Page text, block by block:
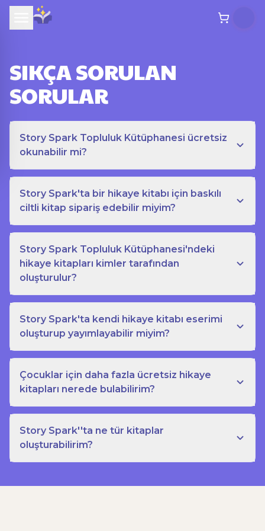
SIKÇA SORULAN
SORULAR
Story Spark Topluluk Kütüphanesi ücretsiz
okunabilir mi?
Story Spark'ta bir hikaye kitabı için baskılı
ciltli kitap sipariş edebilir miyim?
Story Spark Topluluk Kütüphanesi'ndeki
hikaye kitapları kimler tarafından
oluşturulur?
Story Spark'ta kendi hikaye kitabı eserimi
oluşturup yayımlayabilir miyim?
Çocuklar için daha fazla ücretsiz hikaye
kitapları nerede bulabilirim?
Story Spark''ta ne tür kitaplar
oluşturabilirim?